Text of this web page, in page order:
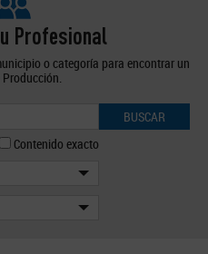
Profesional
o categoría para encontrar un
Producción.
BUSCAR
Contenido exacto